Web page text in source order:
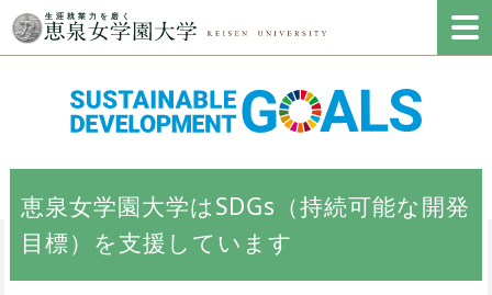
恵泉女学園大学はSDGs（持続可能な開発
目標）を支援しています